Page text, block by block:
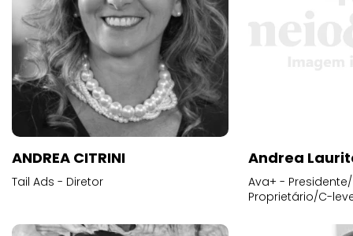
ANDREA CITRINI
Tail Ads - Diretor
Andrea
Ava+ -
Proprietário/C-